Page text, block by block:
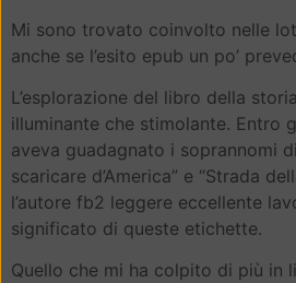
Mi sono trovato coinvolto nelle
anche se l’esito epub un po’
L’esplorazione del libro della
illuminante che stimolante. Entro
aveva guadagnato i soprannomi
scaricare d’America” e “Strada
l’autore fb2 leggere eccellente
significato di queste etichette.
Quello che mi ha colpito di più in